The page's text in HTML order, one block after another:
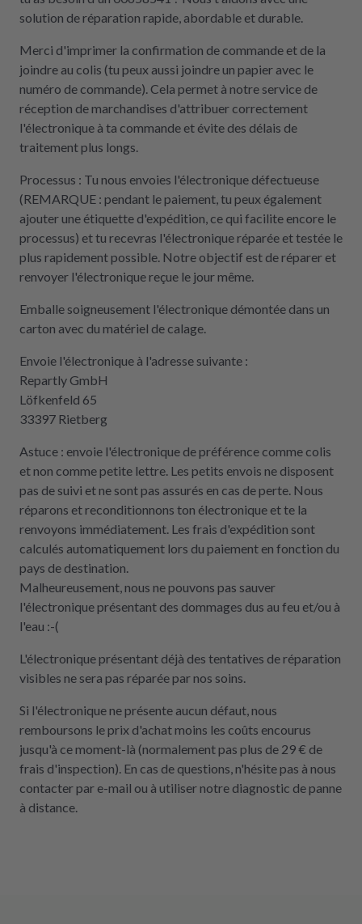
solution de réparation rapide, abordable et durable.
Merci d'imprimer la confirmation de commande et de la
joindre au colis (tu peux aussi joindre un papier avec le
numéro de commande). Cela permet à notre service de
réception de marchandises d'attribuer correctement
l'électronique à ta commande et évite des délais de
traitement plus longs.
Processus : Tu nous envoies l'électronique défectueuse
(REMARQUE : pendant le paiement, tu peux également
ajouter une étiquette d'expédition, ce qui facilite encore le
processus) et tu recevras l'électronique réparée et testée le
plus rapidement possible. Notre objectif est de réparer et
renvoyer l'électronique reçue le jour même.
Emballe soigneusement l'électronique démontée dans un
carton avec du matériel de calage.
Envoie l'électronique à l'adresse suivante :
Repartly GmbH
Löfkenfeld 65
33397 Rietberg
Astuce : envoie l'électronique de préférence comme colis
et non comme petite lettre. Les petits envois ne disposent
pas de suivi et ne sont pas assurés en cas de perte. Nous
réparons et reconditionnons ton électronique et te la
renvoyons immédiatement. Les frais d'expédition sont
calculés automatiquement lors du paiement en fonction du
pays de destination.
Malheureusement, nous ne pouvons pas sauver
l'électronique présentant des dommages dus au feu et/ou à
l'eau :-(
L'électronique présentant déjà des tentatives de réparation
visibles ne sera pas réparée par nos soins.
Si l'électronique ne présente aucun défaut, nous
remboursons le prix d'achat moins les coûts encourus
jusqu'à ce moment-là (normalement pas plus de 29 € de
frais d'inspection). En cas de questions, n'hésite pas à nous
contacter par e-mail ou à utiliser notre diagnostic de panne
à distance.